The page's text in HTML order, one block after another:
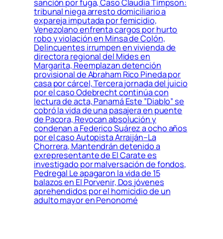
sanción por fuga, Caso Claudia Timpson:
tribunal niega arresto domiciliario a
expareja imputada por femicidio,
Venezolano enfrenta cargos por hurto
robo y violación en Minsa de Colón,
Delincuentes irrumpen en vivienda de
directora regional del Mides en
Margarita, Reemplazan detención
provisional de Abraham Rico Pineda por
casa por cárcel, Tercera jornada del juicio
por el caso Odebrecht continúa con
lectura de acta, Panamá Este ”Diablo” se
cobró la vida de una pasajera en puente
de Pacora, Revocan absolución y
condenan a Federico Suárez a ocho años
por el caso Autopista Arraiján–La
Chorrera, Mantendrán detenido a
exrepresentante de El Carate es
investigado por malversación de fondos,
Pedregal Le apagaron la vida de 15
balazos en El Porvenir, Dos jóvenes
aprehendidos por el homicidio de un
adulto mayor en Penonomé